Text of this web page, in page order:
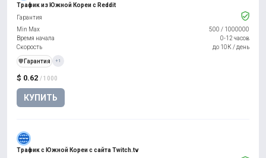
Трафик из Южной Кореи с Reddit
$ 0.62 / 1000
КУПИТЬ
Гарантия
Min Max
500 / 1000000
Время начала
0-12 часов
Скорость
до 10К / день
️🛡️ Гарантия +1
Трафик с Южной Кореи с сайта Twitch.tv